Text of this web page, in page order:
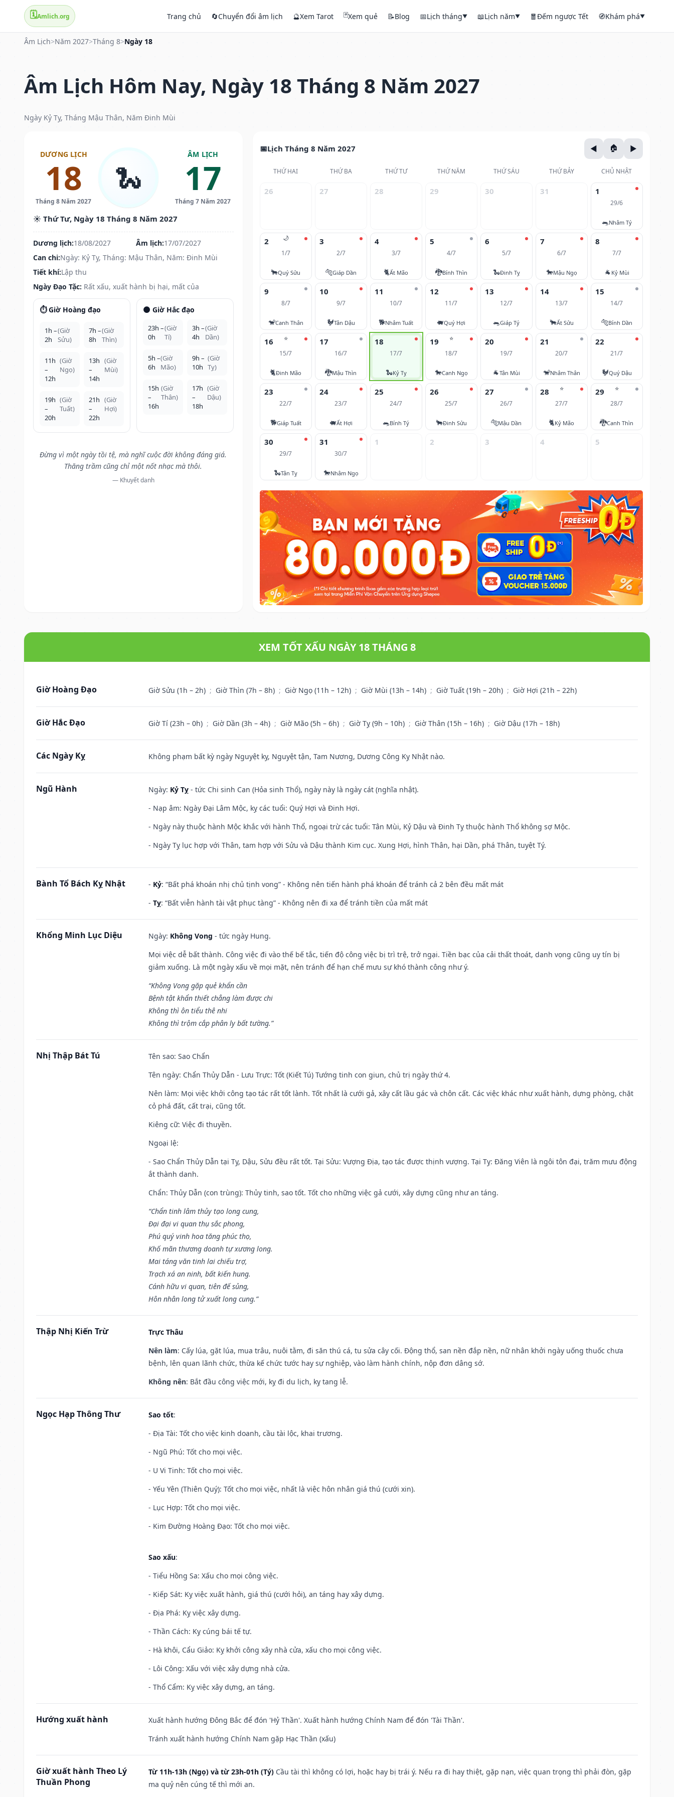
🗓️Amlich.org Trang chủ 🔄Chuyển đổi âm lịch 🔮Xem Tarot 🃏Xem quẻ 📝Blog 📅Lịch tháng▼ 📖Lịch năm▼ 🧧Đếm ngược Tết 🧭Khám phá▼
Âm Lịch>Năm 2027>Tháng 8>Ngày 18
Âm Lịch Hôm Nay, Ngày 18 Tháng 8 Năm 2027
Ngày Kỷ Tỵ, Tháng Mậu Thân, Năm Đinh Mùi
DƯƠNG LỊCH
18
Tháng 8 Năm 2027
🐍
ÂM LỊCH
17
Tháng 7 Năm 2027
☀️ Thứ Tư, Ngày 18 Tháng 8 Năm 2027
Dương lịch:18/08/2027 Âm lịch:17/07/2027
Can chi:Ngày: Kỷ Tỵ, Tháng: Mậu Thân, Năm: Đinh Mùi
Tiết khí:Lập thu
Ngày Đạo Tặc: Rất xấu, xuất hành bị hại, mất của
⏱️ Giờ Hoàng đạo
1h –
2h
(Giờ
Sửu)
7h –
8h
(Giờ
Thìn)
11h
–
12h
(Giờ
Ngọ)
13h
–
14h
(Giờ
Mùi)
19h
–
20h
(Giờ
Tuất)
21h
–
22h
(Giờ
Hợi)
🌑 Giờ Hắc đạo
23h –
0h
(Giờ
Tí)
3h –
4h
(Giờ
Dần)
5h –
6h
(Giờ
Mão)
9h –
10h
(Giờ
Tỵ)
15h
–
16h
(Giờ
Thân)
17h
–
18h
(Giờ
Dậu)
Đừng vì một ngày tồi tệ, mà nghĩ cuộc đời không đáng giá.
Thăng trầm cũng chỉ một nốt nhạc mà thôi.
— Khuyết danh
Lịch Tháng 8 Năm 2027
THỨ HAI THỨ BA THỨ TƯ THỨ NĂM THỨ SÁU THỨ BẢY CHỦ NHẬT
26 27 28 29 30 31 1
29/6
🐀Nhâm Tý
🌙
2
1/7
🐂Quý Sửu
3
2/7
🐅Giáp Dần
4
3/7
🐈Ất Mão
5
4/7
🐉Bính Thìn
6
5/7
🐍Đinh Tỵ
7
6/7
🐎Mậu Ngọ
8
7/7
🐐 Kỷ Mùi
9
8/7
🐒Canh Thân
10
9/7
🐓Tân Dậu
11
10/7
🐕Nhâm Tuất
12
11/7
🐖Quý Hợi
13
12/7
🐀Giáp Tý
14
13/7
🐂Ất Sửu
15
14/7
🐅Bính Dần
⭐
16
15/7
🐈Đinh Mão
17
16/7
🐉Mậu Thìn
18
17/7
🐍Kỷ Tỵ
⭐
19
18/7
🐎Canh Ngọ
20
19/7
🐐Tân Mùi
21
20/7
🐒Nhâm Thân
22
21/7
🐓Quý Dậu
23
22/7
🐕Giáp Tuất
24
23/7
🐖Ất Hợi
25
24/7
🐀Bính Tý
26
25/7
🐂Đinh Sửu
27
26/7
🐅Mậu Dần
⭐
28
27/7
🐈Kỷ Mão
⭐
29
28/7
🐉Canh Thìn
30
29/7
🐍Tân Tỵ
31
30/7
🐎Nhâm Ngọ
1 2 3 4 5
XEM TỐT XẤU NGÀY 18 THÁNG 8
Giờ Hoàng Đạo Giờ Sửu (1h – 2h) ; Giờ Thìn (7h – 8h) ; Giờ Ngọ (11h – 12h) ; Giờ Mùi (13h – 14h) ; Giờ Tuất (19h – 20h) ; Giờ Hợi (21h – 22h)
Giờ Hắc Đạo Giờ Tí (23h – 0h) ; Giờ Dần (3h – 4h) ; Giờ Mão (5h – 6h) ; Giờ Tỵ (9h – 10h) ; Giờ Thân (15h – 16h) ; Giờ Dậu (17h – 18h)
Các Ngày Kỵ Không phạm bất kỳ ngày Nguyệt kỵ, Nguyệt tận, Tam Nương, Dương Công Kỵ Nhật nào.
Ngũ Hành Ngày: Kỷ Tỵ - tức Chi sinh Can (Hỏa sinh Thổ), ngày này là ngày cát (nghĩa nhật).
- Nạp âm: Ngày Đại Lâm Mộc, kỵ các tuổi: Quý Hợi và Đinh Hợi.
- Ngày này thuộc hành Mộc khắc với hành Thổ, ngoại trừ các tuổi: Tân Mùi, Kỷ Dậu và Đinh Tỵ thuộc hành Thổ không sợ Mộc.
- Ngày Tỵ lục hợp với Thân, tam hợp với Sửu và Dậu thành Kim cục. Xung Hợi, hình Thân, hại Dần, phá Thân, tuyệt Tý.
Bành Tổ Bách Kỵ Nhật - Kỷ: “Bất phá khoán nhị chủ tịnh vong” - Không nên tiến hành phá khoán để tránh cả 2 bên đều mất mát
- Tỵ: “Bất viễn hành tài vật phục tàng” - Không nên đi xa để tránh tiền của mất mát
Khổng Minh Lục Diệu Ngày: Không Vong - tức ngày Hung.
Mọi việc dễ bất thành. Công việc đi vào thế bế tắc, tiến độ công việc bị trì trệ, trở ngại. Tiền bạc của cải thất thoát, danh vọng cũng uy tín bị
giảm xuống. Là một ngày xấu về mọi mặt, nên tránh để hạn chế mưu sự khó thành công như ý.
“Không Vong gặp quẻ khẩn cần
Bệnh tật khẩn thiết chẳng làm được chi
Không thì ôn tiểu thê nhi
Không thì trộm cắp phân ly bất tường.”
Nhị Thập Bát Tú Tên sao: Sao Chẩn
Tên ngày: Chẩn Thủy Dẫn - Lưu Trực: Tốt (Kiết Tú) Tướng tinh con giun, chủ trị ngày thứ 4.
Nên làm: Mọi việc khởi công tạo tác rất tốt lành. Tốt nhất là cưới gả, xây cất lầu gác và chôn cất. Các việc khác như xuất hành, dựng phòng, chặt
cỏ phá đất, cất trại, cũng tốt.
Kiêng cữ: Việc đi thuyền.
Ngoại lệ:
- Sao Chẩn Thủy Dẫn tại Tỵ, Dậu, Sửu đều rất tốt. Tại Sửu: Vượng Địa, tạo tác được thịnh vượng. Tại Tỵ: Đăng Viên là ngôi tôn đại, trăm mưu động
ắt thành danh.
Chẩn: Thủy Dẫn (con trùng): Thủy tinh, sao tốt. Tốt cho những việc gả cưới, xây dựng cũng như an táng.
“Chẩn tinh lâm thủy tạo long cung,
Đại đại vi quan thụ sắc phong,
Phú quý vinh hoa tăng phúc thọ,
Khố mãn thương doanh tự xương long.
Mai táng văn tinh lai chiếu trợ,
Trạch xá an ninh, bất kiến hung.
Cánh hữu vi quan, tiên đế sủng,
Hôn nhân long tử xuất long cung.”
Thập Nhị Kiến Trừ
Trực Thâu
Nên làm: Cấy lúa, gặt lúa, mua trâu, nuôi tằm, đi săn thú cá, tu sửa cây cối. Động thổ, san nền đắp nền, nữ nhân khởi ngày uống thuốc chưa
bệnh, lên quan lãnh chức, thừa kế chức tước hay sự nghiệp, vào làm hành chính, nộp đơn dâng sớ.
Không nên: Bắt đầu công việc mới, kỵ đi du lịch, kỵ tang lễ.
Ngọc Hạp Thông Thư Sao tốt:
- Địa Tài: Tốt cho việc kinh doanh, cầu tài lộc, khai trương.
- Ngũ Phú: Tốt cho mọi việc.
- U Vi Tinh: Tốt cho mọi việc.
- Yếu Yên (Thiên Quý): Tốt cho mọi việc, nhất là việc hôn nhân giá thú (cưới xin).
- Lục Hợp: Tốt cho mọi việc.
- Kim Đường Hoàng Đạo: Tốt cho mọi việc.
Sao xấu:
- Tiểu Hồng Sa: Xấu cho mọi công việc.
- Kiếp Sát: Kỵ việc xuất hành, giá thú (cưới hỏi), an táng hay xây dựng.
- Địa Phá: Kỵ việc xây dựng.
- Thần Cách: Kỵ cúng bái tế tự.
- Hà khôi, Cẩu Giảo: Kỵ khởi công xây nhà cửa, xấu cho mọi công việc.
- Lôi Công: Xấu với việc xây dựng nhà cửa.
- Thổ Cẩm: Kỵ việc xây dựng, an táng.
Hướng xuất hành
Xuất hành hướng Đông Bắc để đón 'Hỷ Thần'. Xuất hành hướng Chính Nam để đón 'Tài Thần'.
Tránh xuất hành hướng Chính Nam gặp Hạc Thần (xấu)
Giờ xuất hành Theo Lý
Thuần Phong
Từ 11h-13h (Ngọ) và từ 23h-01h (Tý) Cầu tài thì không có lợi, hoặc hay bị trái ý. Nếu ra đi hay thiệt, gặp nạn, việc quan trọng thì phải đòn, gặp
ma quỷ nên cúng tế thì mới an.